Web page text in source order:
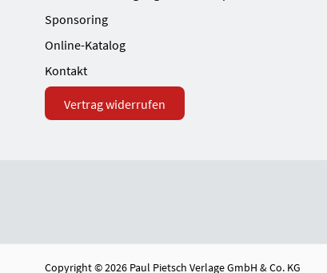
Sponsoring
Online-Katalog
Kontakt
Vertrag widerrufen
Copyright © 2026 Paul Pietsch Verlage GmbH & Co. KG